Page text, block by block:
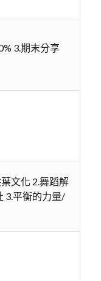
3.期末分享
文化 2.舞蹈解
3.平衡的力量/